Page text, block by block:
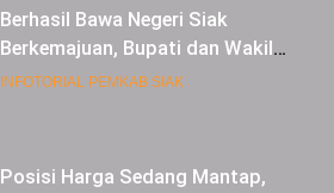
Berhasil Bawa Negeri Siak
Berkemajuan, Bupati dan Wakil
Bupati Siak Terima Gelar Adat
INFOTORIAL PEMKAB SIAK
Posisi Harga Sedang Mantap,